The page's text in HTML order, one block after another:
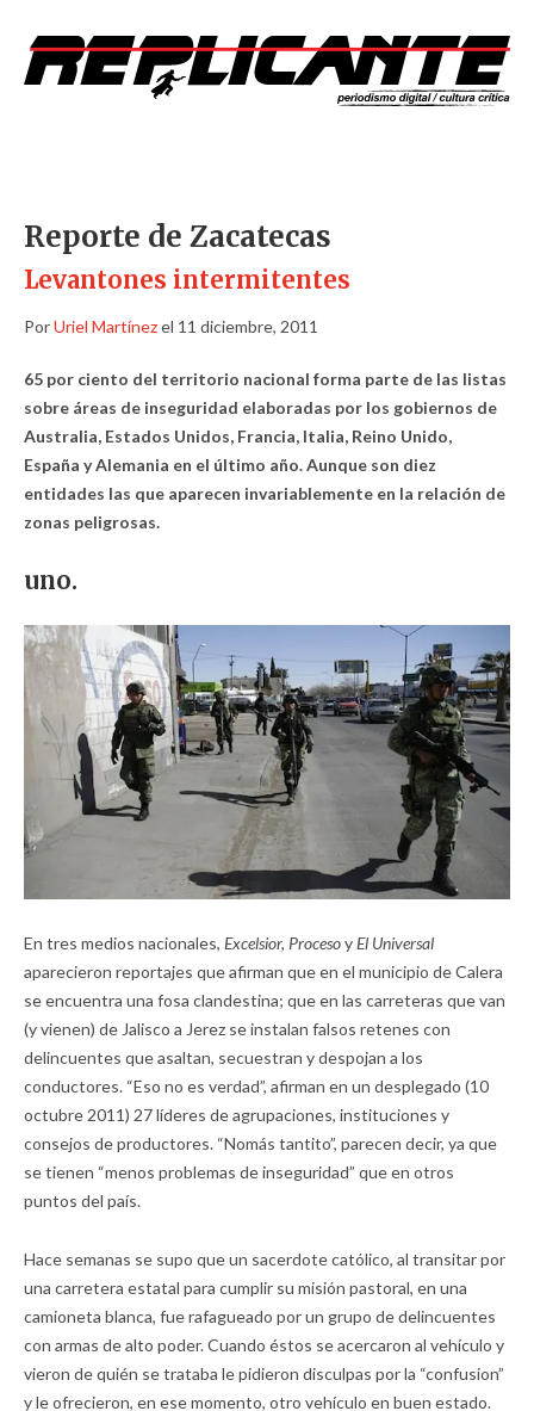
Reporte de Zacatecas
Levantones intermitentes
PorUriel Martínezel 11 diciembre, 2011
65 por ciento del territorio nacional forma parte de las listas
sobre áreas de inseguridad elaboradas por los gobiernos de
Australia, Estados Unidos, Francia, Italia, Reino Unido,
España y Alemania en el último año. Aunque son diez
entidades las que aparecen invariablemente en la relación de
zonas peligrosas.
uno.
En tres medios nacionales, Excelsior, ProcesoyEl Universal
aparecieron reportajes que afirman que en el municipio de Calera
se encuentra una fosa clandestina; que en las carreteras que van
(y vienen) de Jalisco a Jerez se instalan falsos retenes con
delincuentes que asaltan, secuestran y despojan a los
conductores. “Eso no es verdad”, afirman en un desplegado (10
octubre 2011) 27 líderes de agrupaciones, instituciones y
consejos de productores. “Nomás tantito”, parecen decir, ya que
se tienen “menos problemas de inseguridad” que en otros
puntos del país.
Hace semanas se supo que un sacerdote católico, al transitar por
una carretera estatal para cumplir su misión pastoral, en una
camioneta blanca, fue rafagueado por un grupo de delincuentes
con armas de alto poder. Cuando éstos se acercaron al vehículo y
vieron de quién se trataba le pidieron disculpas por la “confusion”
y le ofrecieron, en ese momento, otro vehículo en buen estado.